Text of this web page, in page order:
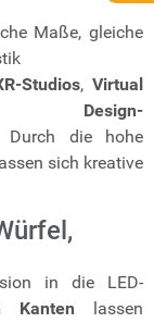
Maße, gleiche
Studios,Virtual
Design-
Durch die hohe
sich kreative
in die LED-
Kanten lassen